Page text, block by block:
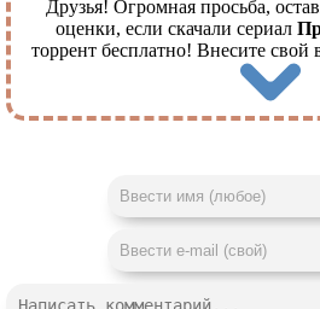
Друзья! Огромная просьба,
оценки, если скачали сериал
торрент бесплатно! Внесите свой